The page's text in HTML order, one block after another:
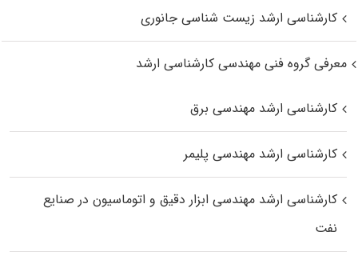
کارشناسی ارشد زیست‌ شناسی جانوری
معرفی گروه فنی مهندسی کارشناسی ارشد
کارشناسی ارشد مهندسی برق
کارشناسی ارشد مهندسی پلیمر
کارشناسی ارشد مهندسی ابزار دقیق و اتوماسیون در صنایع
نفت